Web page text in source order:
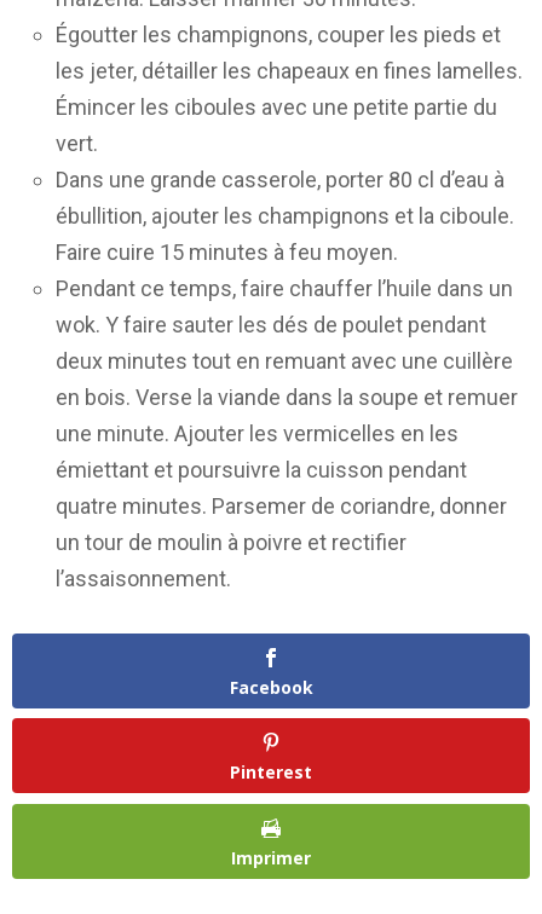
Égoutter les champignons, couper les pieds et
les jeter, détailler les chapeaux en fines lamelles.
Émincer les ciboules avec une petite partie du
vert.
Dans une grande casserole, porter 80 cl d’eau à
ébullition, ajouter les champignons et la ciboule.
Faire cuire 15 minutes à feu moyen.
Pendant ce temps, faire chauffer l’huile dans un
wok. Y faire sauter les dés de poulet pendant
deux minutes tout en remuant avec une cuillère
en bois. Verse la viande dans la soupe et remuer
une minute. Ajouter les vermicelles en les
émiettant et poursuivre la cuisson pendant
quatre minutes. Parsemer de coriandre, donner
un tour de moulin à poivre et rectifier
l’assaisonnement.
Facebook
Pinterest
Imprimer